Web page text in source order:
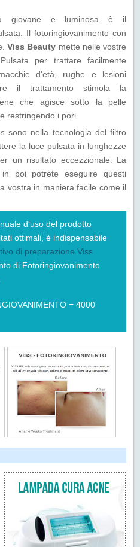
giovane e luminosa è il
Il fotoringiovanimento con
Viss Beauty mette nelle vostre
per trattare facilmente
d'età, rughe e lesioni
il trattamento stimola la
che agisce sotto la pelle
restringendo i pori.
sono nella tecnologia del filtro
la luce pulsata in lunghezze
un risultato eccezzionale. La
poi potrete eseguire questi
vostra in maniera facile come il
d'uso del prodotto
ottimali, è indispensabile
di preparazione Viss
di Fotoringiovanimento
= 4000